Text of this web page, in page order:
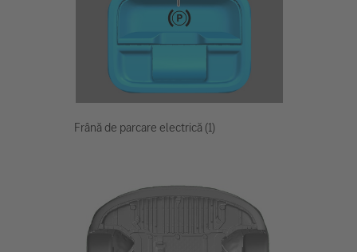
Frână de parcare electrică (1)